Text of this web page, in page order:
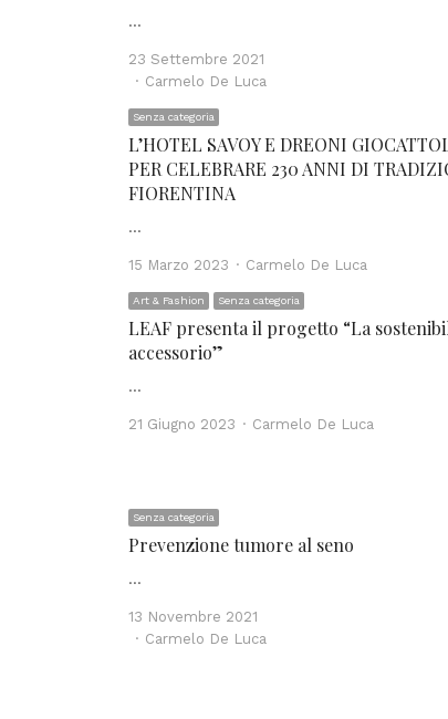
…
23 Settembre 2021
Author
Carmelo De Luca
Senza categoria
L’HOTEL SAVOY E DREONI
PER CELEBRARE 230 ANNI DI
FIORENTINA
…
15 Marzo 2023 Author
Carmelo De Luca
Art & Fashion Senza categoria
LEAF presenta il progetto “La
accessorio”
…
21 Giugno 2023 Author
Carmelo De Luca
Senza categoria
Prevenzione tumore al seno
…
13 Novembre 2021
Author
Carmelo De Luca